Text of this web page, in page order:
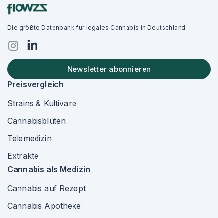
Die größte Datenbank für legales Cannabis in Deutschland.
Newsletter abonnieren
Preisvergleich
Strains & Kultivare
Cannabisblüten
Telemedizin
Extrakte
Cannabis als Medizin
Cannabis auf Rezept
Cannabis Apotheke